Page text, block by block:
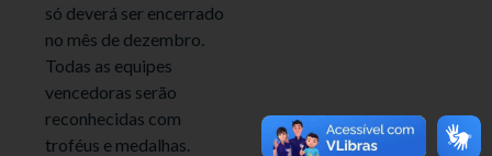
só deverá ser encerrado
no mês de dezembro.
Todas as equipes
vencedoras serão
reconhecidas com
troféus e medalhas.